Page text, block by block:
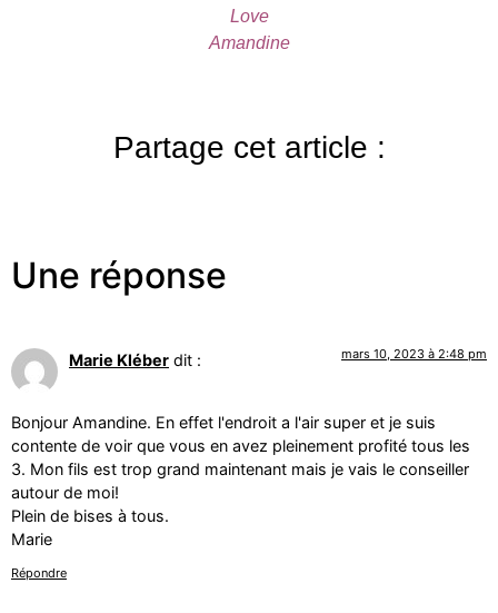
Love
Amandine
Partage cet article :
Une réponse
Marie Kléber dit : mars 10, 2023 à 2:48 pm
Bonjour Amandine. En effet l'endroit a l'air super et je suis
contente de voir que vous en avez pleinement profité tous les
3. Mon fils est trop grand maintenant mais je vais le conseiller
autour de moi!
Plein de bises à tous.
Marie
Répondre